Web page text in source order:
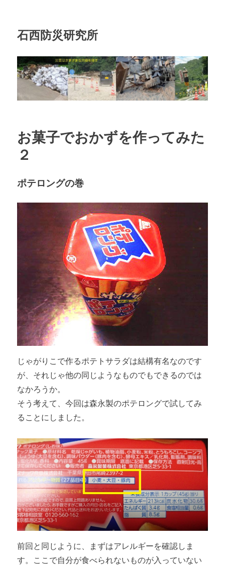
石西防災研究所
お菓子でおかずを作ってみた
２
ポテロングの巻
じゃがりこで作るポテトサラダは結構有名なのです
が、それじゃ他の同じようなものでもできるのでは
なかろうか。
そう考えて、今回は森永製のポテロングで試してみ
ることにしました。
前回と同じように、まずはアレルギーを確認しま
す。ここで自分が食べられないものが入っていない